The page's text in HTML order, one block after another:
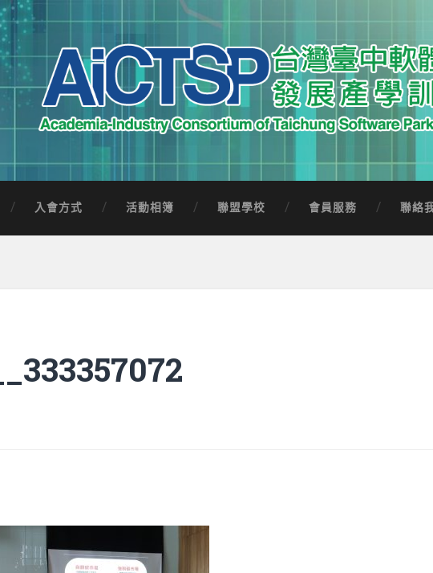
中軟體園區發展產學訓聯盟
Taichung Software Park in Taiwan
入會方式 活動相簿 聯盟學校 會員服務 聯絡